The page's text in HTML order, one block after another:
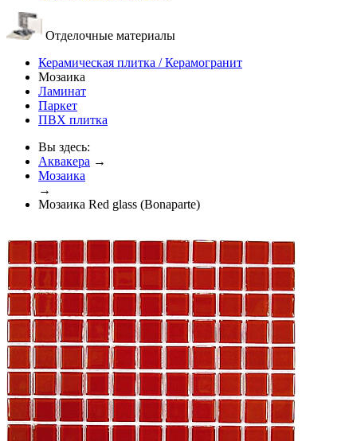
Отделочные материалы
Керамическая плитка / Керамогранит
Мозаика
Ламинат
Паркет
ПВХ плитка
Вы здесь:
Аквакера →
Мозаика
→
Мозаика Red glass (Bonaparte)